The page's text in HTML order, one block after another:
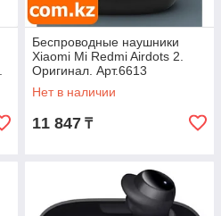
Беспроводные наушники
Xiaomi Mi Redmi Airdots 2.
Оригинал. Арт.6613
Нет в наличии
11 847 ₸